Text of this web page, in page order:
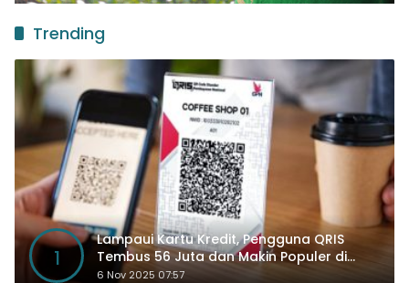
Trending
1
Lampaui Kartu Kredit, Pengguna QRIS
Tembus 56 Juta dan Makin Populer di
Kancah Global
6 Nov 2025 07:57